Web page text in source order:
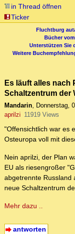
in Thread öffnen
Ticker
Fluchtburg
Bücher
Unterstützen Sie
Weitere
Es läuft alles nach
Schaltzentrum der
Mandarin, Donnerstag,
aprilzi 11919 Views
"Offensichtlich war es
Osteuropa voll mit
Nein aprilzi, der Plan
EU als riesengroßer
abgetrennte Russland
neue Schaltzentrum
Mehr dazu ..
antworten